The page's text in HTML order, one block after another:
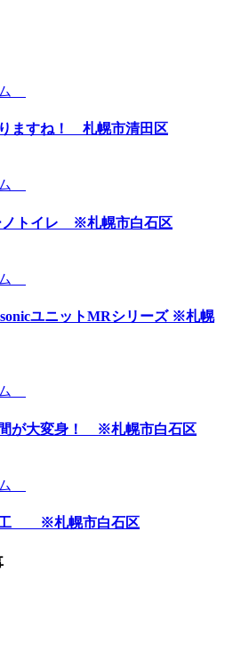
ム
ますね！ 札幌市清田区
ム
ノトイレ ※札幌市白石区
ム
ユニットMRシリーズ ※札幌
ム
が大変身！ ※札幌市白石区
ム
工 ※札幌市白石区